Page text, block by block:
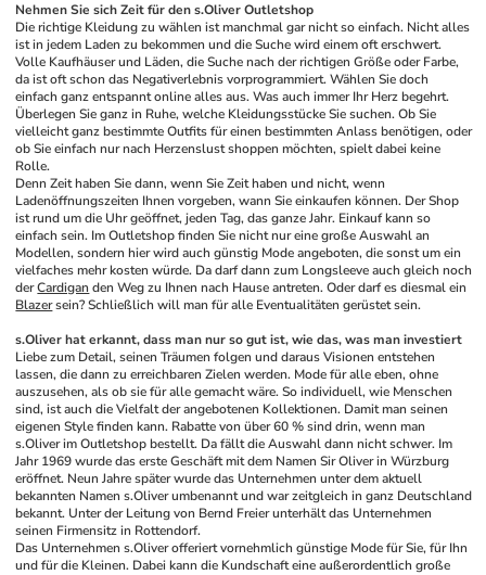
Nehmen Sie sich Zeit für den s.Oliver Outletshop
Die richtige Kleidung zu wählen ist manchmal gar nicht so einfach. Nicht alles
ist in jedem Laden zu bekommen und die Suche wird einem oft erschwert.
Volle Kaufhäuser und Läden, die Suche nach der richtigen Größe oder Farbe,
da ist oft schon das Negativerlebnis vorprogrammiert. Wählen Sie doch
einfach ganz entspannt online alles aus. Was auch immer Ihr Herz begehrt.
Überlegen Sie ganz in Ruhe, welche Kleidungsstücke Sie suchen. Ob Sie
vielleicht ganz bestimmte Outfits für einen bestimmten Anlass benötigen, oder
ob Sie einfach nur nach Herzenslust shoppen möchten, spielt dabei keine
Rolle.
Denn Zeit haben Sie dann, wenn Sie Zeit haben und nicht, wenn
Ladenöffnungszeiten Ihnen vorgeben, wann Sie einkaufen können. Der Shop
ist rund um die Uhr geöffnet, jeden Tag, das ganze Jahr. Einkauf kann so
einfach sein. Im Outletshop finden Sie nicht nur eine große Auswahl an
Modellen, sondern hier wird auch günstig Mode angeboten, die sonst um ein
vielfaches mehr kosten würde. Da darf dann zum Longsleeve auch gleich noch
der Cardigan
Blazer sein? Schließlich will man für alle Eventualitäten gerüstet sein.
s.Oliver hat erkannt, dass man nur so gut ist, wie das, was man investiert
Liebe zum Detail, seinen Träumen folgen und daraus Visionen entstehen
lassen, die dann zu erreichbaren Zielen werden. Mode für alle eben, ohne
auszusehen, als ob sie für alle gemacht wäre. So individuell, wie Menschen
sind, ist auch die Vielfalt der angebotenen Kollektionen. Damit man seinen
eigenen Style finden kann. Rabatte von über 60 % sind drin, wenn man
s.Oliver im Outletshop bestellt. Da fällt die Auswahl dann nicht schwer. Im
Jahr 1969 wurde das erste Geschäft mit dem Namen Sir Oliver in Würzburg
eröffnet. Neun Jahre später wurde das Unternehmen unter dem aktuell
bekannten Namen s.Oliver umbenannt und war zeitgleich in ganz Deutschland
bekannt. Unter der Leitung von Bernd Freier unterhält das Unternehmen
seinen Firmensitz in Rottendorf.
Das Unternehmen s.Oliver offeriert vornehmlich günstige Mode für Sie, für Ihn
und für die Kleinen. Dabei kann die Kundschaft eine außerordentlich große